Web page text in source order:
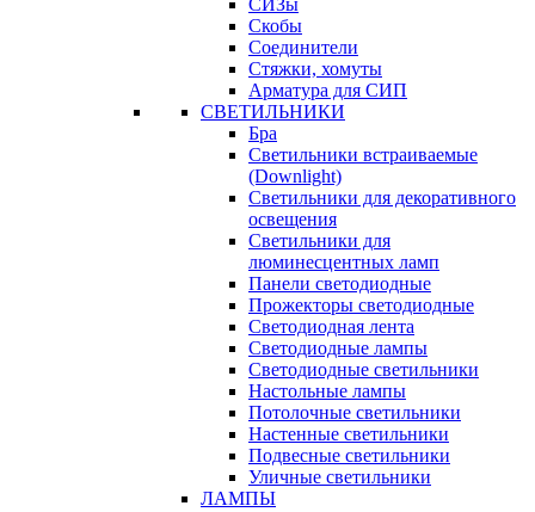
СИЗы
Скобы
Соединители
Стяжки, хомуты
Арматура для СИП
СВЕТИЛЬНИКИ
Бра
Светильники встраиваемые
(Downlight)
Светильники для декоративного
освещения
Светильники для
люминесцентных ламп
Панели светодиодные
Прожекторы светодиодные
Светодиодная лента
Светодиодные лампы
Светодиодные светильники
Настольные лампы
Потолочные светильники
Настенные светильники
Подвесные светильники
Уличные светильники
ЛАМПЫ